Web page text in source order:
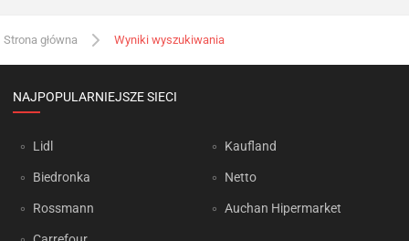
Strona główna Wyniki wyszukiwania
NAJPOPULARNIEJSZE SIECI
Lidl
Biedronka
Rossmann
Kaufland
Netto
Auchan Hipermarket